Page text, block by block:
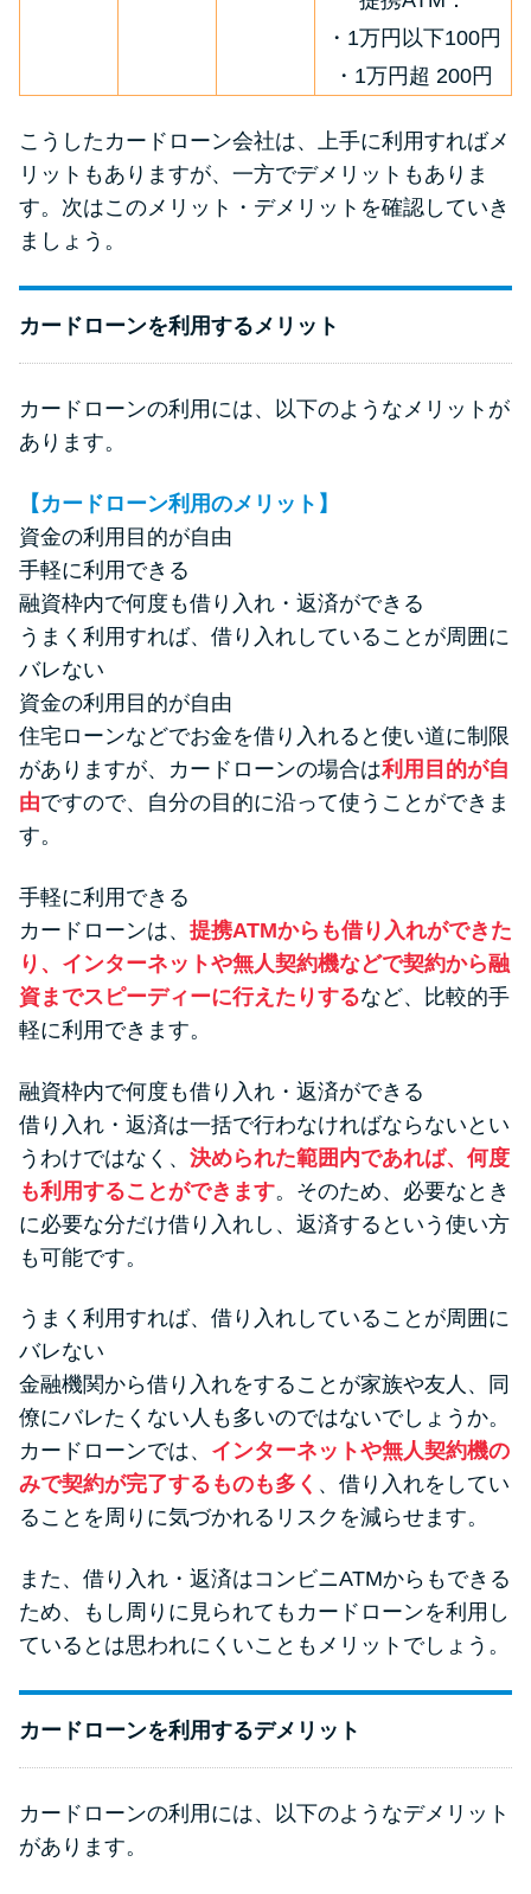
・1万円以下100円
・1万円超 200円
こうしたカードローン会社は、上手に利用すればメ
リットもありますが、一方でデメリットもありま
す。次はこのメリット・デメリットを確認していき
ましょう。
カードローンを利用するメリット
カードローンの利用には、以下のようなメリットが
あります。
【カードローン利用のメリット】
資金の利用目的が自由
手軽に利用できる
融資枠内で何度も借り入れ・返済ができる
うまく利用すれば、借り入れしていることが周囲に
バレない
資金の利用目的が自由
住宅ローンなどでお金を借り入れると使い道に制限
がありますが、カードローンの場合は利用目的が自
由ですので、自分の目的に沿って使うことができま
す。
手軽に利用できる
カードローンは、 提携ATMからも借り入れができた
り、インターネットや無人契約機などで契約から融
資までスピーディーに行えたりするなど、比較的手
軽に利用できます。
融資枠内で何度も借り入れ・返済ができる
借り入れ・返済は一括で行わなければならないとい
うわけではなく、 決められた範囲内であれば、何度
も利用することができます。そのため、必要なとき
に必要な分だけ借り入れし、返済するという使い方
も可能です。
うまく利用すれば、借り入れしていることが周囲に
バレない
金融機関から借り入れをすることが家族や友人、同
僚にバレたくない人も多いのではないでしょうか。
カードローンでは、 インターネットや無人契約機の
みで契約が完了するものも多く 、借り入れをしてい
ることを周りに気づかれるリスクを減らせます。
また、借り入れ・返済はコンビニATMからもできる
ため、もし周りに見られてもカードローンを利用し
ているとは思われにくいこともメリットでしょう。
カードローンを利用するデメリット
カードローンの利用には、以下のようなデメリット
があります。